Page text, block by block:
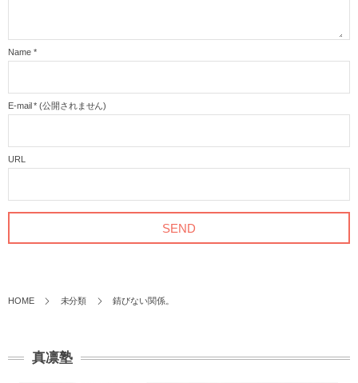
Name *
E-mail * (公開されません)
URL
HOME 未分類 錆びない関係。
真凛塾